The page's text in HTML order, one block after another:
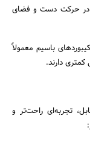
حرکت دست و فضای
باسیم معمولاً
دارند.
تجربه‌ای راحت‌تر و